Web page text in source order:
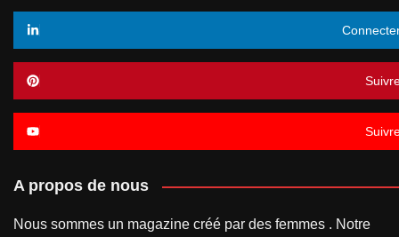
A propos de nous
Nous sommes un magazine créé par des femmes . Notre